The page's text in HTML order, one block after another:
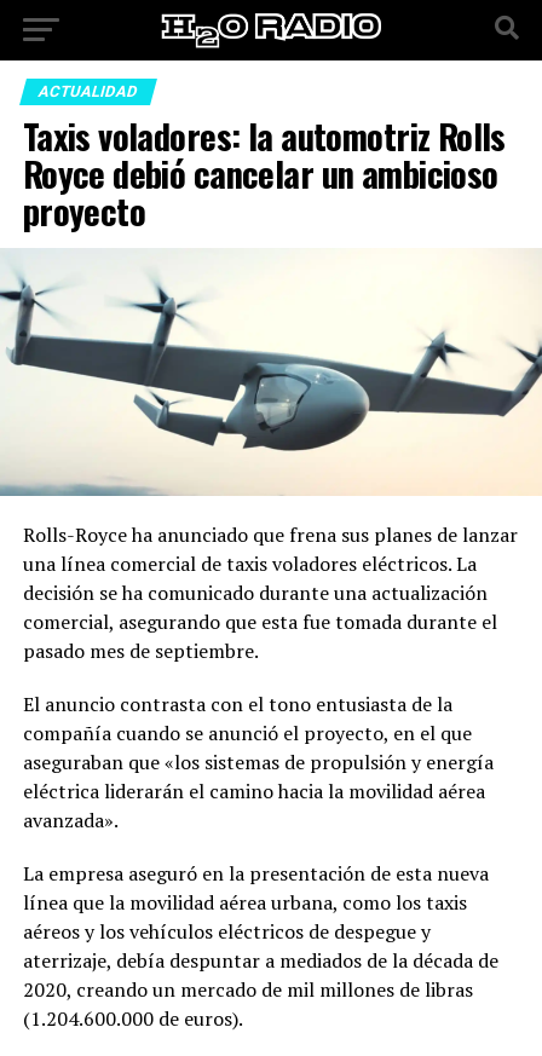
ACTUALIDAD
Taxis voladores: la automotriz Rolls
Royce debió cancelar un ambicioso
proyecto
Rolls-Royce ha anunciado que frena sus planes de lanzar
una línea comercial de taxis voladores eléctricos. La
decisión se ha comunicado durante una actualización
comercial, asegurando que esta fue tomada durante el
pasado mes de septiembre.
El anuncio contrasta con el tono entusiasta de la
compañía cuando se anunció el proyecto, en el que
aseguraban que «los sistemas de propulsión y energía
eléctrica liderarán el camino hacia la movilidad aérea
avanzada».
La empresa aseguró en la presentación de esta nueva
línea que la movilidad aérea urbana, como los taxis
aéreos y los vehículos eléctricos de despegue y
aterrizaje, debía despuntar a mediados de la década de
2020, creando un mercado de mil millones de libras
(1.204.600.000 de euros).